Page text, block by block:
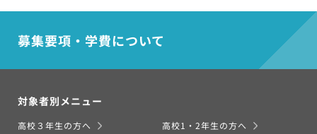
募集要項・学費について
対象者別メニュー
高校３年生の方へ
高校1・2年生の方へ